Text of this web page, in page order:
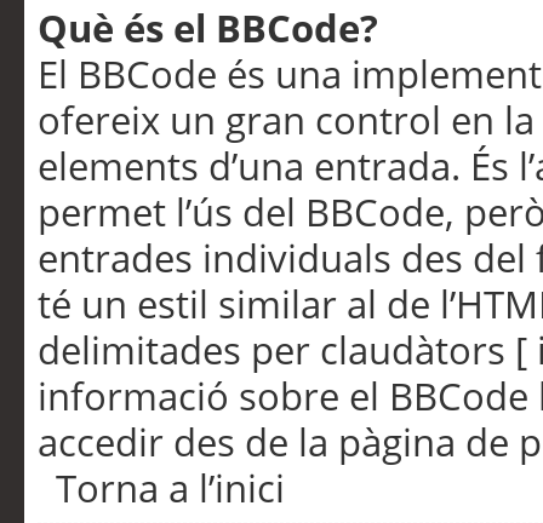
Què és el BBCode?
El BBCode és una
ofereix un gran control en
elements d’una entrada. És
permet l’ús del BBCode,
entrades individuals des
té un estil similar al de
delimitades per claudàtors [
informació sobre el
accedir des de la pàgina de
Torna a l’inici